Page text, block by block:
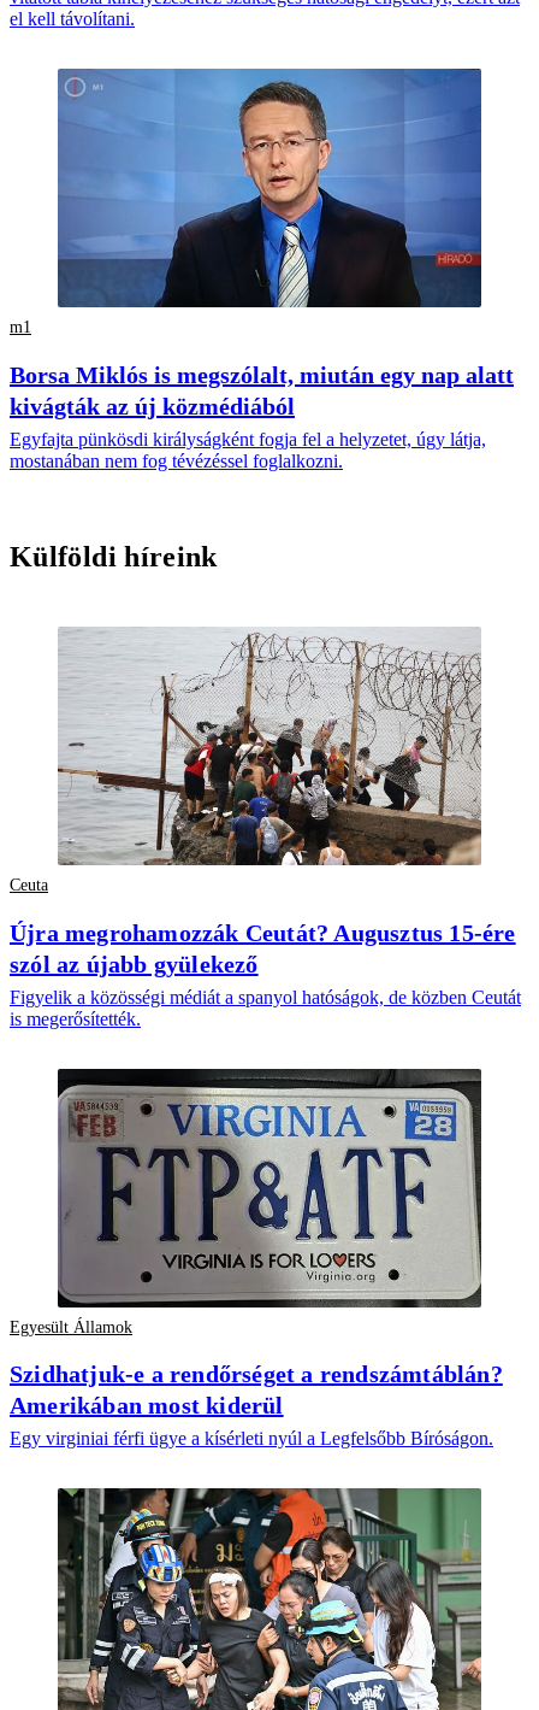
el kell távolítani.
m1
Borsa Miklós is megszólalt, miután egy nap alatt
kivágták az új közmédiából
Egyfajta pünkösdi királyságként fogja fel a helyzetet, úgy látja,
mostanában nem fog tévézéssel foglalkozni.
Külföldi híreink
Ceuta
Újra megrohamozzák Ceutát? Augusztus 15-ére
szól az újabb gyülekező
Figyelik a közösségi médiát a spanyol hatóságok, de közben Ceutát
is megerősítették.
Egyesült Államok
Szidhatjuk-e a rendőrséget a rendszámtáblán?
Amerikában most kiderül
Egy virginiai férfi ügye a kísérleti nyúl a Legfelsőbb Bíróságon.